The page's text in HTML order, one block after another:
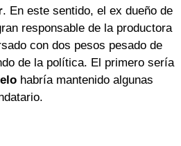
. En este sentido, el ex dueño de
responsable de la productora
con dos pesos pesado de
de la política. El primero sería
habría mantenido algunas